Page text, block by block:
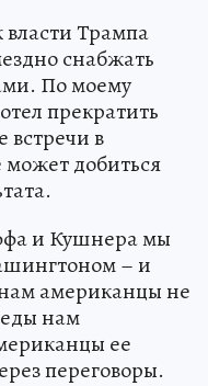
власти Трампа
снабжать
По моему
прекратить
встречи в
добиться
и Кушнера мы
– и
американцы не
нам
ее
переговоры.